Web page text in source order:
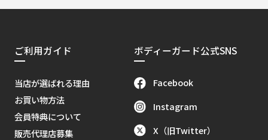
ご利用ガイド
当店が選ばれる理由
お買い物方法
会員特典について
販売代理店募集
ボディーガード公式SNS
Facebook
Instagram
X（旧Twitter）